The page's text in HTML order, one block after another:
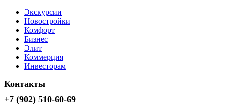
Экскурсии
Новостройки
Комфорт
Бизнес
Элит
Коммерция
Инвесторам
Контакты
+7 (902) 510-60-69